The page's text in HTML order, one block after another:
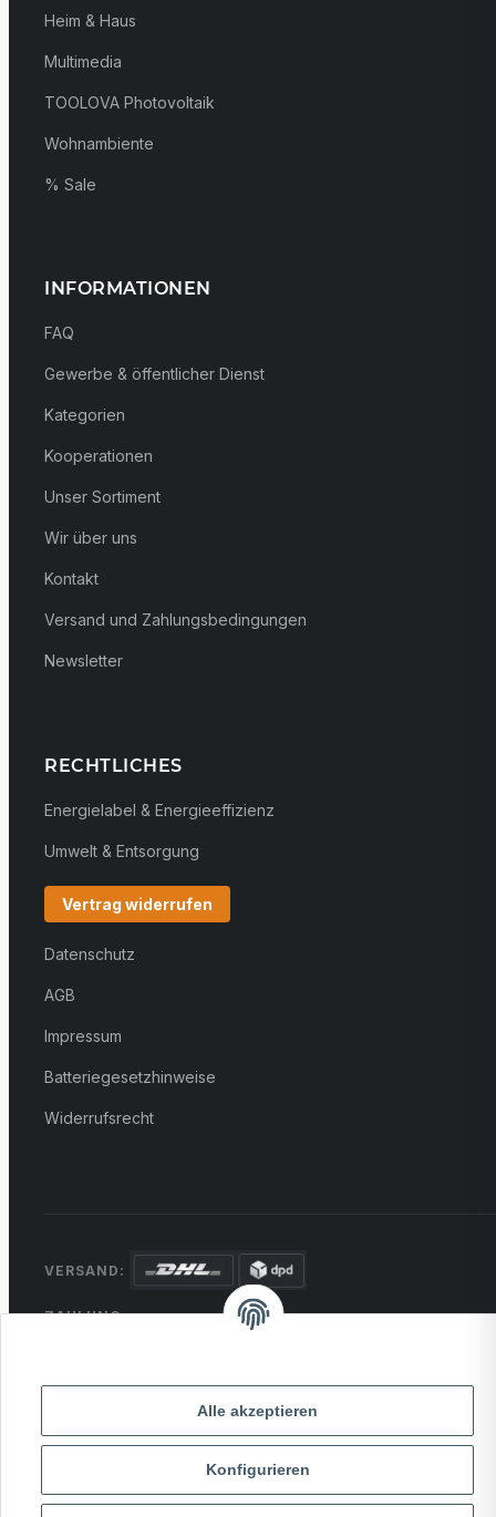
Alle akzeptieren
Konfigurieren
Heim & Haus
Multimedia
TOOLOVA Photovoltaik
Wohnambiente
% Sale
INFORMATIONEN
FAQ
Gewerbe & öffentlicher Dienst
Kategorien
Kooperationen
Unser Sortiment
Wir über uns
Kontakt
Versand und Zahlungsbedingungen
Newsletter
RECHTLICHES
Energielabel & Energieeffizienz
Umwelt & Entsorgung
Vertrag widerrufen
Datenschutz
AGB
Impressum
Batteriegesetzhinweise
Widerrufsrecht
VERSAND:
ZAHLUNG:
* Alle Preise inkl. gesetzlicher USt., zzgl.Versand
© 2026 MCTRADE24. Alle Rechte vorbehalten.